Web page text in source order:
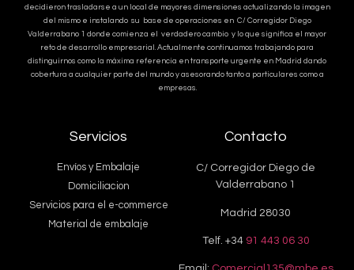
decidieron trasladarse a un local de mayores dimensiones actualizando la imagen
del mismo e instalando su base de operaciones en C/ Corregidor Diego
Valderrabano 1 donde comienza el verdadero cambio y lo que significa el mayor
reto de desarrollo empresarial. Actualmente continuamos trabajando para
distinguirnos como la máxima referencia en transporte urgente en Madrid dando
cobertura a cualquier parte del mundo y asesorando tanto a particulares como a
empresas.
Servicios
Envíos y Embalaje
Domiciliacion
Servicios para el e-commerce
Material de embalaje
Contacto
C/ Corregidor Diego de
Valderrabano 1
Madrid 28030
Telf. +34 91 443 06 30